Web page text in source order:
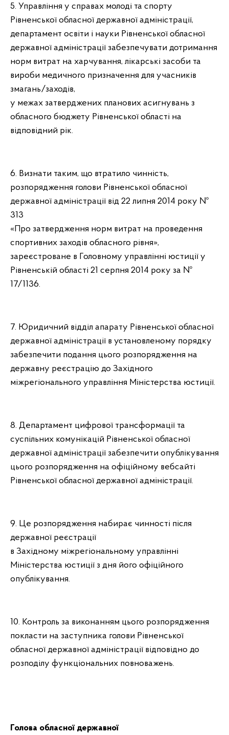
5. Управління у справах молоді та спорту
Рівненської обласної державної адміністрації,
департамент освіти і науки Рівненської обласної
державної адміністрації забезпечувати дотримання
норм витрат на харчування, лікарські засоби та
вироби медичного призначення для учасників
змагань/заходів,
у межах затверджених планових асигнувань з
обласного бюджету Рівненської області на
відповідний рік.
6. Визнати таким, що втратило чинність,
розпорядження голови Рівненської обласної
державної адміністрації від 22 липня 2014 року №
313
«Про затвердження норм витрат на проведення
спортивних заходів обласного рівня»,
зареєстроване в Головному управлінні юстиції у
Рівненській області 21 серпня 2014 року за №
17/1136.
7. Юридичний відділ апарату Рівненської обласної
державної адміністрації в установленому порядку
забезпечити подання цього розпорядження на
державну реєстрацію до Західного
міжрегіонального управління Міністерства юстиції.
8. Департамент цифрової трансформації та
суспільних комунікацій Рівненської обласної
державної адміністрації забезпечити опублікування
цього розпорядження на офіційному вебсайті
Рівненської обласної державної адміністрації.
9. Це розпорядження набирає чинності після
державної реєстрації
в Західному міжрегіональному управлінні
Міністерства юстиції з дня його офіційного
опублікування.
10. Контроль за виконанням цього розпорядження
покласти на заступника голови Рівненської
обласної державної адміністрації відповідно до
розподілу функціональних повноважень.
Голова обласної державної